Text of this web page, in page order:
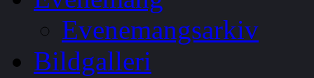
Evenemangsarkiv
Bildgalleri